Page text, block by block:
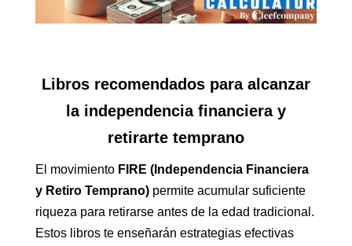
Libros recomendados para alcanzar
la independencia financiera y
retirarte temprano
El movimiento FIRE (Independencia Financiera
y Retiro Temprano)permite acumular suficiente
riqueza para retirarse antes de la edad tradicional.
Estos libros te enseñarán estrategias efectivas